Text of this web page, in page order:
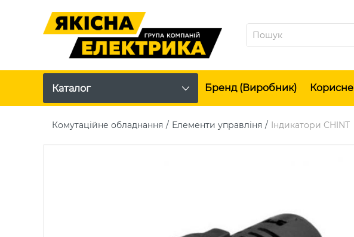
Каталог Бренд (виробник) Корисне
Комутаційне обладнання Елементи управліня Індикатори CHINT